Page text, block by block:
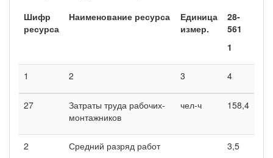
Шифр
ресурса
Наименование ресурса
Единица
измер.
28-
561
1
1 2 3 4
27
Затраты труда рабочих-
монтажников
чел-ч 158,4
2 Средний разряд работ 3,5